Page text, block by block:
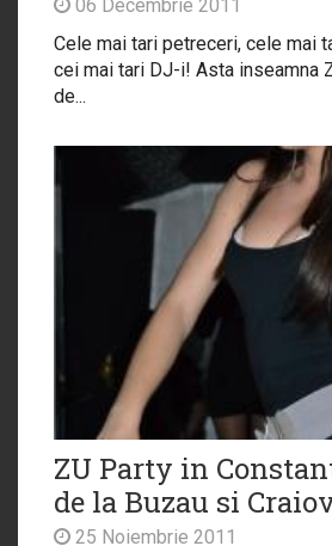
06 Decembrie 2011
Cele mai tari petreceri, cele mai
cei mai tari DJ-i! Asta inseamna
de...
ZU Party in
de la Buzau si
25 Noiembrie 2011